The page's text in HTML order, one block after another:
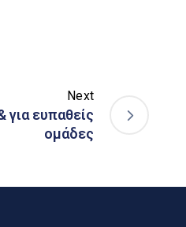
Next
ευπαθείς
ομάδες